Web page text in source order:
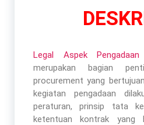
Legal Aspek
merupakan bagian
procurement yang
kegiatan pengadaan
peraturan, prinsip tata
ketentuan kontrak yang